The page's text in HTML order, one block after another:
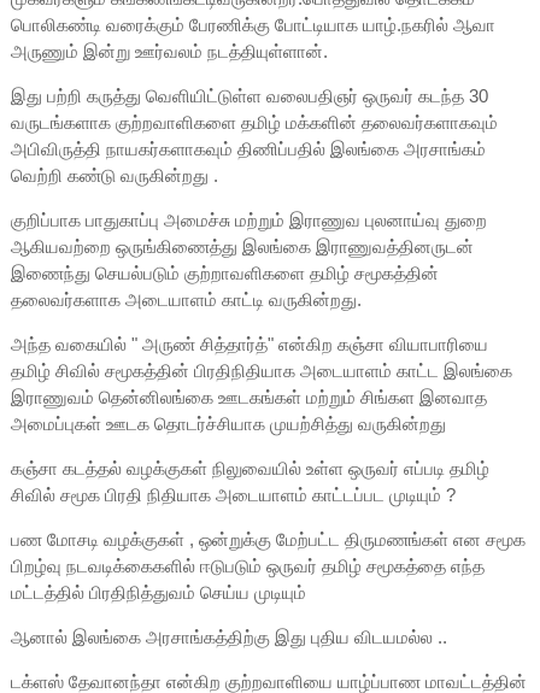
பொலிகண்டி வரைக்கும் பேரணிக்கு போட்டியாக யாழ்.நகரில் ஆவா
அருணும் இன்று ஊர்வலம் நடத்தியுள்ளான்.
இது பற்றி கருத்து வெளியிட்டுள்ள வலைபதிஞர் ஒருவர் கடந்த 30
வருடங்களாக குற்றவாளிகளை தமிழ் மக்களின் தலைவர்களாகவும்
அபிவிருத்தி நாயகர்களாகவும் திணிப்பதில் இலங்கை அரசாங்கம்
வெற்றி கண்டு வருகின்றது .
குறிப்பாக பாதுகாப்பு அமைச்சு மற்றும் இராணுவ புலனாய்வு துறை
ஆகியவற்றை ஒருங்கிணைத்து இலங்கை இராணுவத்தினருடன்
இணைந்து செயல்படும் குற்றாவளிகளை தமிழ் சமூகத்தின்
தலைவர்களாக அடையாளம் காட்டி வருகின்றது.
அந்த வகையில் " அருண் சித்தார்த்" என்கிற கஞ்சா வியாபாரியை
தமிழ் சிவில் சமூகத்தின் பிரதிநிதியாக அடையாளம் காட்ட இலங்கை
இராணுவம் தென்னிலங்கை ஊடகங்கள் மற்றும் சிங்கள இனவாத
அமைப்புகள் ஊடக தொடர்ச்சியாக முயற்சித்து வருகின்றது
கஞ்சா கடத்தல் வழக்குகள் நிலுவையில் உள்ள ஒருவர் எப்படி தமிழ்
சிவில் சமூக பிரதி நிதியாக அடையாளம் காட்டப்பட முடியும் ?
பண மோசடி வழக்குகள் , ஒன்றுக்கு மேற்பட்ட திருமணங்கள் என சமூக
பிறழ்வு நடவடிக்கைகளில் ஈடுபடும் ஒருவர் தமிழ் சமூகத்தை எந்த
மட்டத்தில் பிரதிநித்துவம் செய்ய முடியும்
ஆனால் இலங்கை அரசாங்கத்திற்கு இது புதிய விடயமல்ல ..
டக்ளஸ் தேவானந்தா என்கிற குற்றவாளியை யாழ்ப்பாண மாவட்டத்தின்